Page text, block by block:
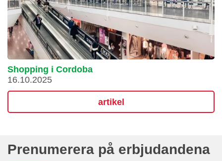
Shopping i Cordoba
16.10.2025
artikel
Prenumerera på erbjudandena